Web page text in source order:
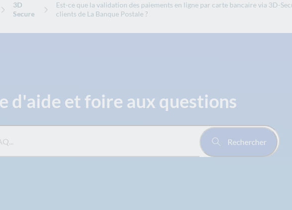
3D
Secure
Est-ce que la validation des paiements en ligne par carte bancaire via 3D-
clients de La Banque Postale ?
d'aide et foire aux questions
Rechercher